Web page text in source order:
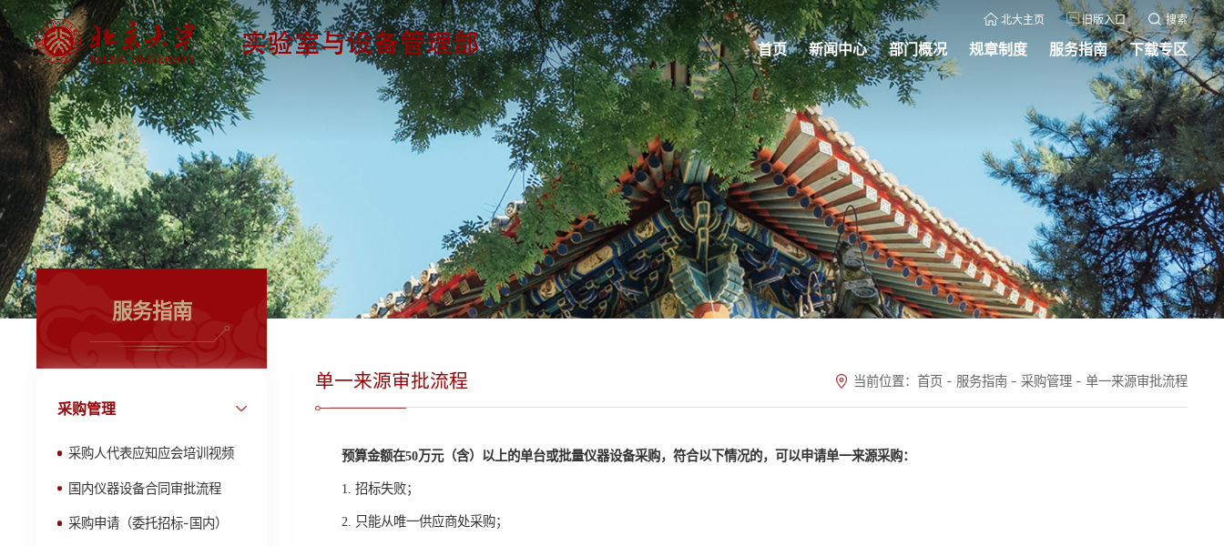
北大主页 旧版入口 搜索
首页 新闻中心 部门概况 规章制度 服务指南 下载专区
服务指南
采购管理
采购人代表应知应会培训视频
国内仪器设备合同审批流程
采购申请（委托招标-国内）
单一来源审批流程 当前位置： 首页 - 服务指南 - 采购管理 - 单一来源审批流程
预算金额在50万元（含）以上的单台或批量仪器设备采购，符合以下情况的，可以申请单一来源采购：
1. 招标失败；
2. 只能从唯一供应商处采购；